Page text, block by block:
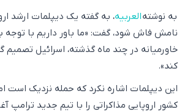
به نوشتهالعربیه، به گفته یک دیپلمات‌ ارشد
نامش فاش شود، گفت: «ما باور داریم با توجه
خاورمیانه در چند ماه گذشته، اسرائیل تصمیم
کند».
این دیپلمات اشاره نکرد که حمله نزدیک است
کشور اروپایی مذاکراتی را با تیم جدید ترامپ